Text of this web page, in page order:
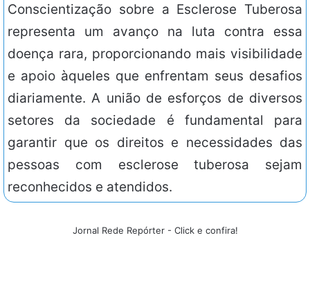
Conscientização sobre a Esclerose Tuberosa
representa um avanço na luta contra essa
doença rara, proporcionando mais visibilidade
e apoio àqueles que enfrentam seus desafios
diariamente. A união de esforços de diversos
setores da sociedade é fundamental para
garantir que os direitos e necessidades das
pessoas com esclerose tuberosa sejam
reconhecidos e atendidos.
Jornal Rede Repórter - Click e confira!